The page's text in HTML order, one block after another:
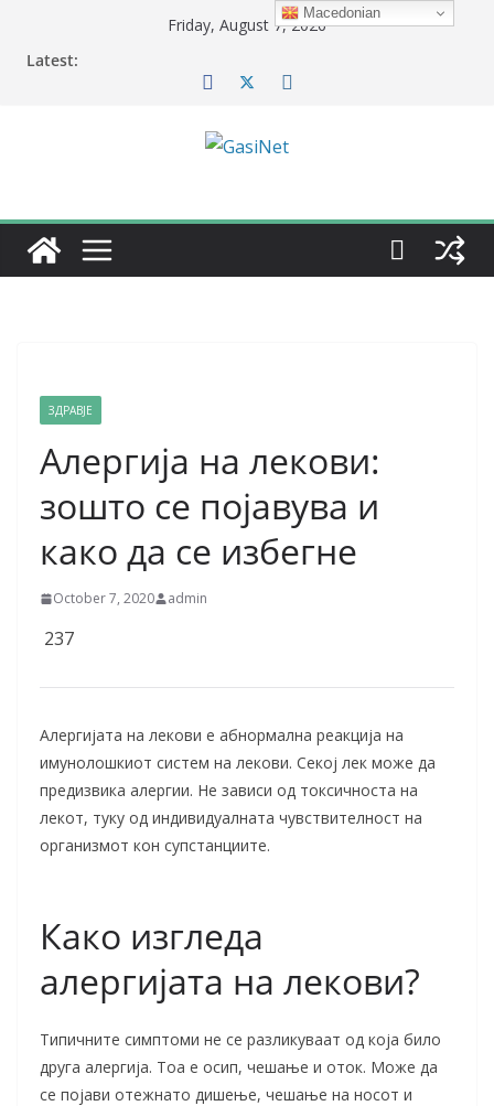
Friday, August 7, 2026
Latest:
ЗДРАВЈЕ
Алергија на лекови:
зошто се појавува и
како да се избегне
October 7, 2020 admin
237
Алергијата на лекови е абнормална реакција на
имунолошкиот систем на лекови. Секој лек може да
предизвика алергии. Не зависи од токсичноста на
лекот, туку од индивидуалната чувствителност на
организмот кон супстанциите.
Како изгледа
алергијата на лекови?
Типичните симптоми не се разликуваат од која било
друга алергија. Тоа е осип, чешање и оток. Може да
се појави отежнато дишење, чешање на носот и
Macedonian